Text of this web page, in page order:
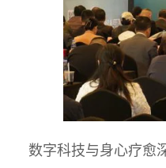
数字科技与身心疗愈